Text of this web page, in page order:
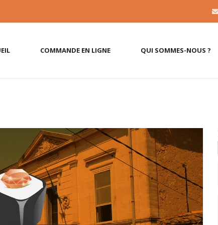
COMMANDE EN LIGNE QUI SOMMES-NOUS ?